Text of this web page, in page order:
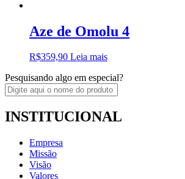
Aze de Omolu 4
R$359,90 Leia mais
Pesquisando algo em especial?
INSTITUCIONAL
Empresa
Missão
Visão
Valores